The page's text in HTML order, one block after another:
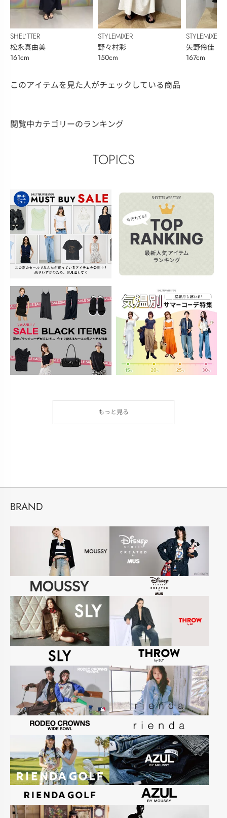
SHEL’TTER
松永真由美
161cm
STYLEMIXER
野々村彩
150cm
STYLEMIXER
矢野伶佳
167cm
このアイテムを見た人がチェックしている商品
閲覧中カテゴリーのランキング
TOPICS
もっと見る
BRAND